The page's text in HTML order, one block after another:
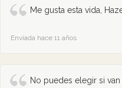
Me gusta esta vida,
Enviada hace 11 años
No puedes elegir si